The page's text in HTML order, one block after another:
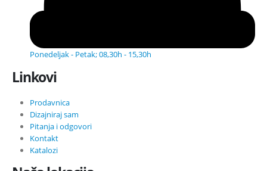
Ponedeljak - Petak; 08,30h - 15,30h
Linkovi
Prodavnica
Dizajniraj sam
Pitanja i odgovori
Kontakt
Katalozi